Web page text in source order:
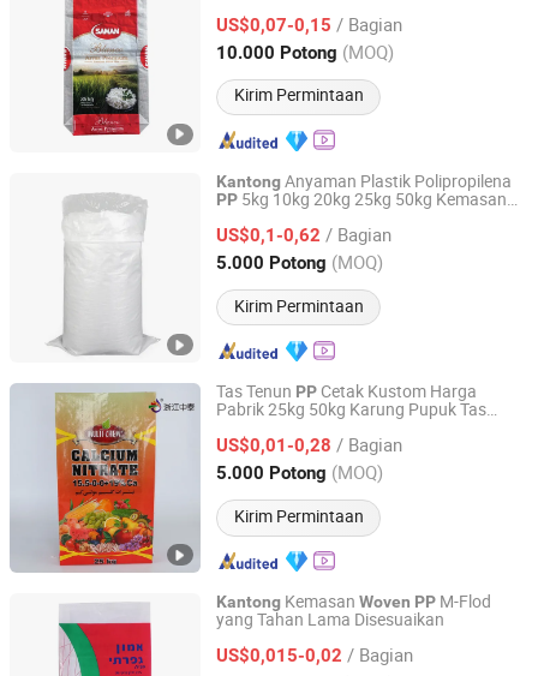
US$0,07-0,15 / Bagian
10.000 Potong (MOQ)
Kirim Permintaan
Hebei, China Harga mulai 2010
KantongAnyaman Plastik Polipropilena
PP 5kg 10kg 20kg 25kg 50kg Kemasan
BOPPGrosir
US$0,1-0,62 / Bagian
5.000 Potong (MOQ)
Kirim Permintaan
Shandong Jiaerde Packaging Technology Co., Ltd.
Shandong, China Harga mulai 2025
Tas Tenun PP Cetak Kustom Harga
Pabrik 25kg 50kg Karung Pupuk Tas
US$0,01-0,28 / Bagian
5.000 Potong (MOQ)
Kirim Permintaan
Zhejiang Zhongtai Printing Industry Co., Ltd
Zhejiang, China Harga mulai 2025
Kantong Kemasan Woven PP M-Flod
yang Tahan Lama Disesuaikan
US$0,015-0,02 / Bagian
Zhejiang Siri Packaging Co., Ltd.